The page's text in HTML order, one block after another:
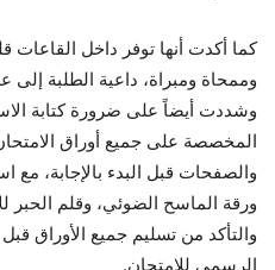
كما أكدت أنها توفر داخل القاعات
وممحاة ومبراة، داعية الطلبة
وشددت أيضاً على ضرورة كتابة
المخصصة على جميع أوراق
والصفحات قبل البدء بالإجابة،
ورقة الماسح الضوئي، وقلم الحبر
والتأكد من تسليم جميع الأوراق قبل
الرسمي للامتحان.